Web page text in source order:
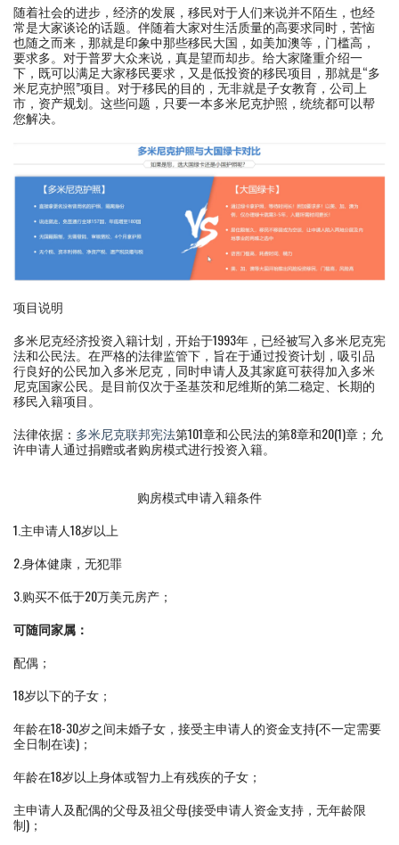
随着社会的进步，经济的发展，移民对于人们来说并不陌生，也经
常是大家谈论的话题。伴随着大家对生活质量的高要求同时，苦恼
也随之而来，那就是印象中那些移民大国，如美加澳等，门槛高，
要求多。对于普罗大众来说，真是望而却步。给大家隆重介绍一
下，既可以满足大家移民要求，又是低投资的移民项目，那就是“多
米尼克护照”项目。对于移民的目的，无非就是子女教育，公司上
市，资产规划。这些问题，只要一本多米尼克护照，统统都可以帮
您解决。
项目说明
多米尼克经济投资入籍计划，开始于1993年，已经被写入多米尼克宪
法和公民法。在严格的法律监管下，旨在于通过投资计划，吸引品
行良好的公民加入多米尼克，同时申请人及其家庭可获得加入多米
尼克国家公民。是目前仅次于圣基茨和尼维斯的第二稳定、长期的
移民入籍项目。
法律依据： 多米尼克联邦宪法第101章和公民法的第8章和20(1)章；允
许申请人通过捐赠或者购房模式进行投资入籍。
购房模式申请入籍条件
1.主申请人18岁以上
2.身体健康，无犯罪
3.购买不低于20万美元房产；
可随同家属：
配偶；
18岁以下的子女；
年龄在18-30岁之间未婚子女，接受主申请人的资金支持(不一定需要
全日制在读)；
年龄在18岁以上身体或智力上有残疾的子女；
主申请人及配偶的父母及祖父母(接受申请人资金支持，无年龄限
制)；